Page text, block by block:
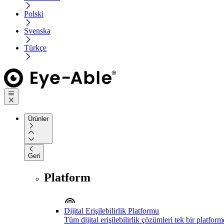
Polski
Svenska
Türkçe
Ürünler
Geri
Platform
Dijital Erişilebilirlik Platformu
Tüm dijital erişilebilirlik çözümleri tek bir